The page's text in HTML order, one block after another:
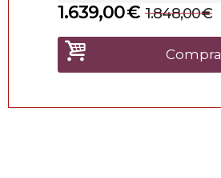
€
1.639,00 €
1.848,00
Compra